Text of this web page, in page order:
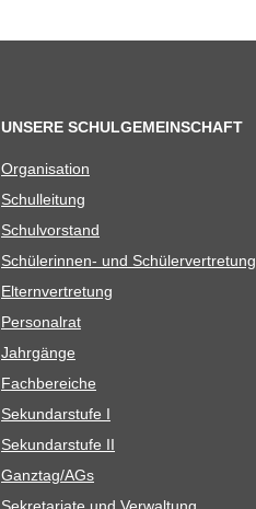
UNSERE SCHULGEMEINSCHAFT
Orga­ni­sa­tion
Schul­lei­tung
Schul­vor­stand
Schü­le­rin­nen- und Schülervertretung
Eltern­ver­tre­tung
Per­so­nal­rat
Jahr­gänge
Fach­be­rei­che
Sekun­dar­stufe I
Sekun­dar­stufe II
Ganztag/​​AGs